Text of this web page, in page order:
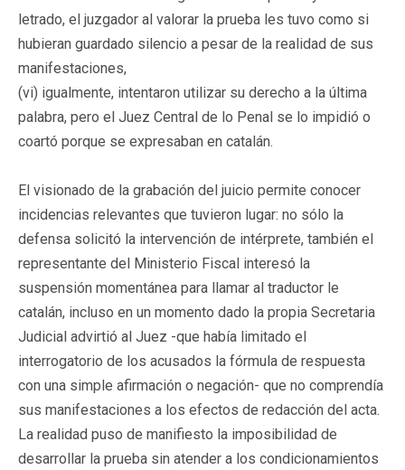
letrado, el juzgador al valorar la prueba les tuvo como si
hubieran guardado silencio a pesar de la realidad de sus
manifestaciones,
(vi) igualmente, intentaron utilizar su derecho a la última
palabra, pero el Juez Central de lo Penal se lo impidió o
coartó porque se expresaban en catalán.
El visionado de la grabación del juicio permite conocer
incidencias relevantes que tuvieron lugar: no sólo la
defensa solicitó la intervención de intérprete, también el
representante del Ministerio Fiscal interesó la
suspensión momentánea para llamar al traductor le
catalán, incluso en un momento dado la propia Secretaria
Judicial advirtió al Juez -que había limitado el
interrogatorio de los acusados la fórmula de respuesta
con una simple afirmación o negación- que no comprendía
sus manifestaciones a los efectos de redacción del acta.
La realidad puso de manifiesto la imposibilidad de
desarrollar la prueba sin atender a los condicionamientos